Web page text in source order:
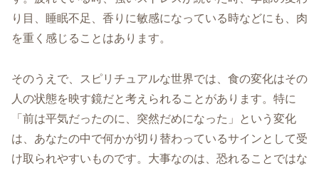
り目、睡眠不足、香りに敏感になっている時などにも、肉
を重く感じることはあります。
そのうえで、スピリチュアルな世界では、食の変化はその
人の状態を映す鏡だと考えられることがあります。特に
「前は平気だったのに、突然だめになった」という変化
は、あなたの中で何かが切り替わっているサインとして受
け取られやすいものです。大事なのは、恐れることではな